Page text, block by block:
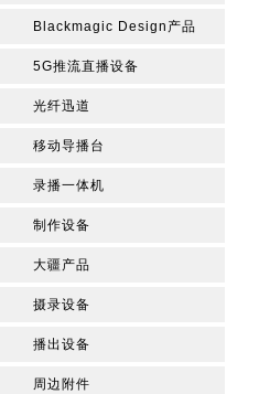
Blackmagic Design产品
5G推流直播设备
光纤迅道
移动导播台
录播一体机
制作设备
大疆产品
摄录设备
播出设备
周边附件